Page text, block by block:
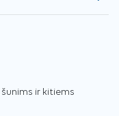
ir kitiems